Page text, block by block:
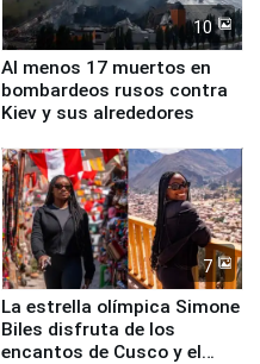
10
Al menos 17 muertos en
bombardeos rusos contra
Kiev y sus alrededores
7
La estrella olímpica Simone
Biles disfruta de los
encantos de Cusco y el